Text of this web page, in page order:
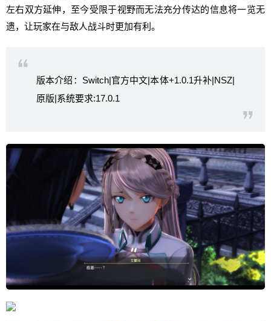
左右双方延伸，至今受限于视野而无法充分传达的信息将一览无
遗，让玩家在与敌人战斗时更加有利。
版本介绍：Switch|官方中文|本体+1.0.1升补|NSZ|
原版|系统要求:17.0.1